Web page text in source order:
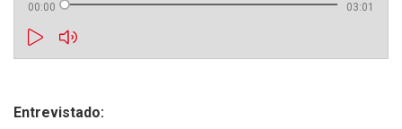
00:00 03:01
Entrevistado: